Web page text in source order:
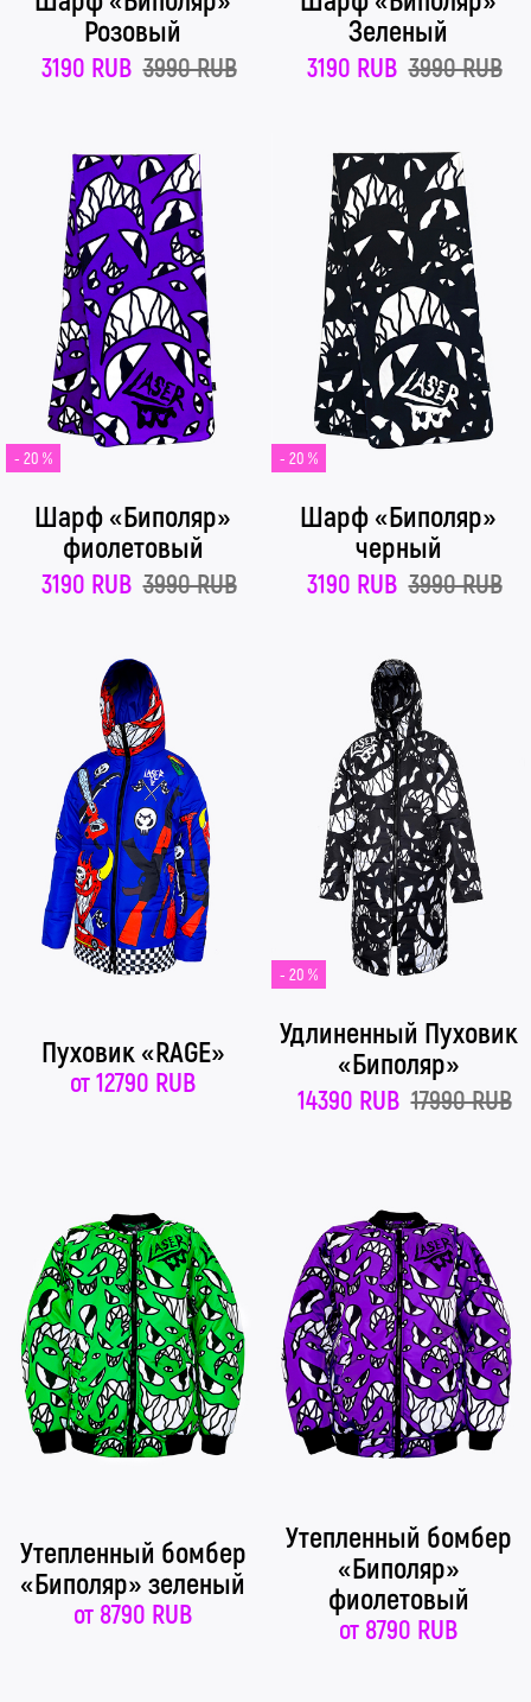
Розовый
3190 RUB 3990 RUB
Зеленый
3190 RUB 3990 RUB
- 20 %
Шарф «Биполяр»
фиолетовый
3190 RUB 3990 RUB
- 20 %
Шарф «Биполяр»
черный
3190 RUB 3990 RUB
Пуховик «RAGE»
от12790 RUB
- 20 %
Удлиненный Пуховик
«Биполяр»
14390 RUB 17990 RUB
Утепленный бомбер
«Биполяр» зеленый
от 8790 RUB
Утепленный бомбер
«Биполяр»
фиолетовый
от 8790 RUB